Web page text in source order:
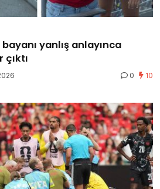
yanlış anlayınca
0 10